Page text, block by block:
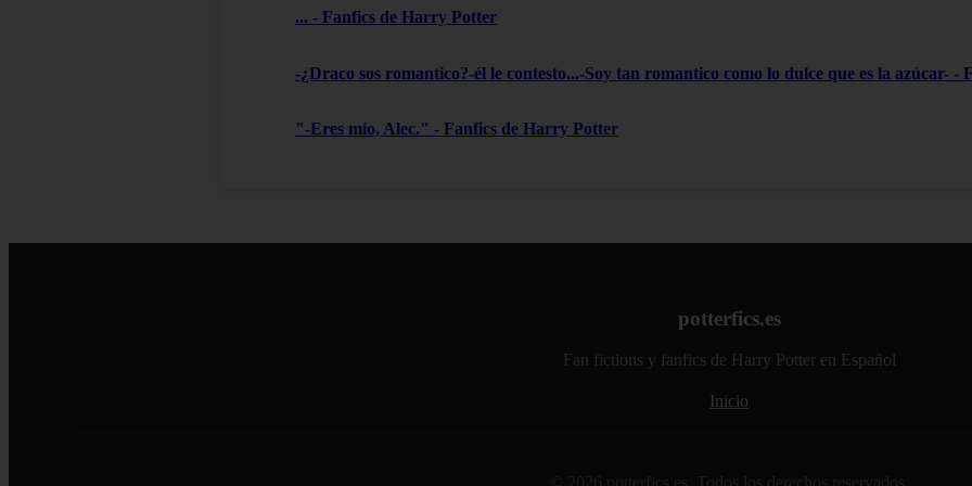
... - Fanfics de Harry Potter
-¿Draco sos romantico?-él le contesto...-Soy tan romantico como lo dulce que es la azúcar-
"-Eres mío, Alec." - Fanfics de Harry Potter
potterfics.es
Fan fictions y fanfics de Harry Potter en Español
Inicio